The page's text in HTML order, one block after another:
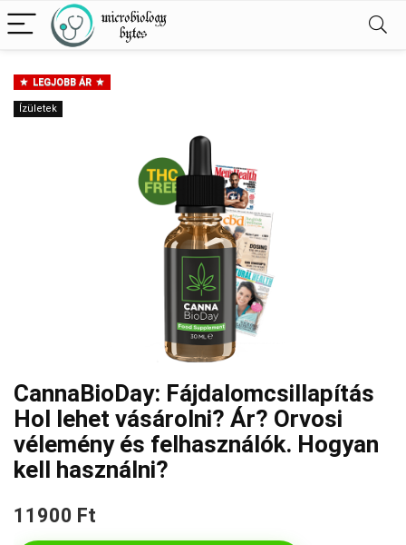
LEGJOBB ÁR
Ízületek
CannaBioDay: Fájdalomcsillapítás
Hol lehet vásárolni? Ár? Orvosi
vélemény és felhasználók. Hogyan
kell használni?
11900 Ft